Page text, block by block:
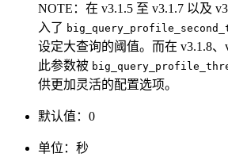
NOTE：在 v3.1.5 至 v3.1.7 以及
入了
设定大查询的阈值。而在 v3.1.8、
此参数被
供更加灵活的配置选项。
默认值：0
单位：秒